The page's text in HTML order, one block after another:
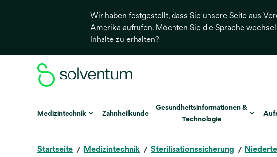
Wir haben festgestellt, dass Sie unsere Seite aus
Amerika aufrufen. Möchten Sie die Sprache
Inhalte zu erhalten?
Medizintechnik Zahnheilkunde
Gesundheitsinformationen &
Technologie
Startseite Medizintechnik Sterilisationssicherung